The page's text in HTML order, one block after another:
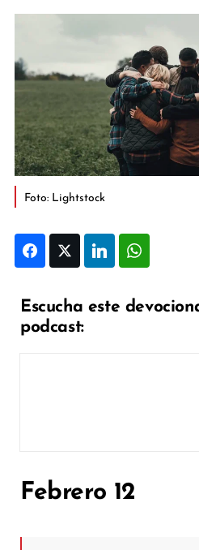
Foto: Lightstock
FacebookTwitter LinkedIn
Escucha este
podcast:
Febrero 12